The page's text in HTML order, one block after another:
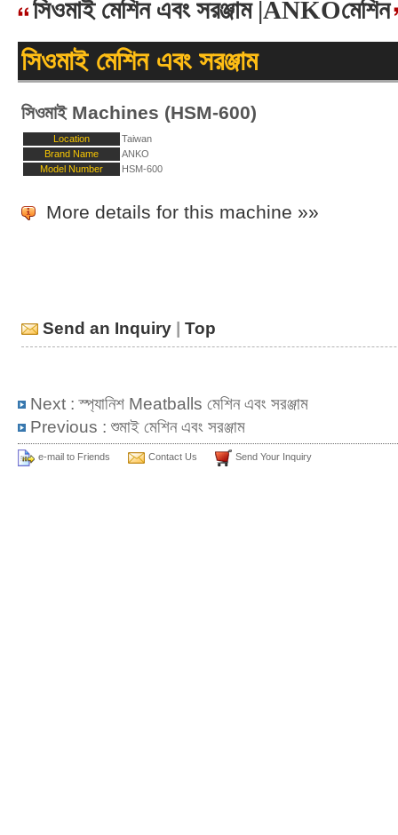
সিওমাই মেশিন এবং সরঞ্জাম |ANKOমেশিন
সিওমাই মেশিন এবং সরঞ্জাম
সিওমাই Machines (HSM-600)
Location
Taiwan
Brand Name
ANKO
Model Number
HSM-600
More details for this machine »»
Send an Inquiry | Top
Next :স্প্যানিশ Meatballs মেশিন এবং সরঞ্জাম
Previous : শুমাই মেশিন এবং সরঞ্জাম
e-mail to Friends Contact Us Send Your Inquiry